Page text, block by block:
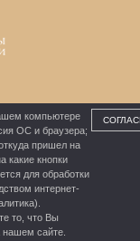
ЦКС»
компьютере
ОС и браузера;
пришел на
какие кнопки
для обработки
интернет-
то, что Вы
сайте.